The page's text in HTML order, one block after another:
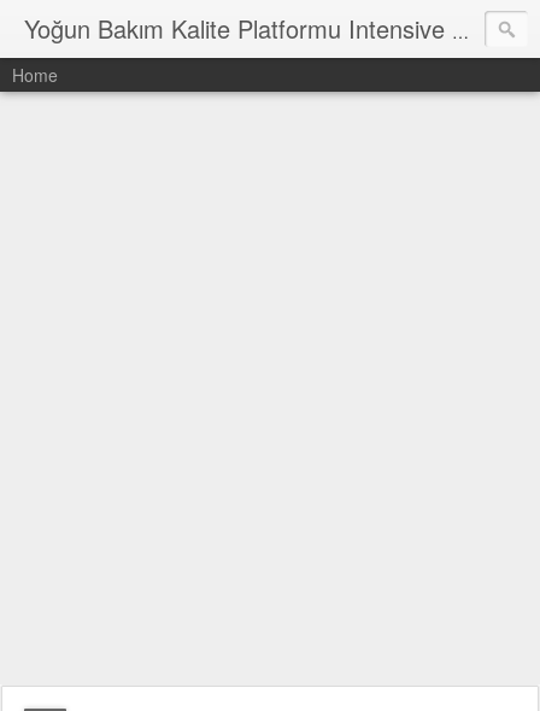
Yoğun Bakım Kalite Platformu Intensive Care Quality Platform
Home